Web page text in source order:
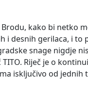
Brodu, kako bi netko
i desnih gerilaca, i to
snage nigdje
TITO. Riječ je o
isključivo od jednih